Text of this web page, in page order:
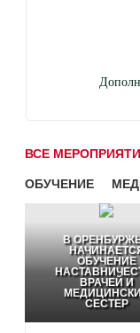
ВСЕ
ОБУЧЕНИЕ
В
ОБУЧЕНИЕ
ВРАЧЕЙ И
СЕСТЕР